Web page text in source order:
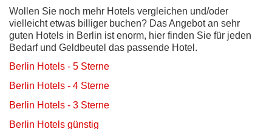
Wollen Sie noch mehr Hotels vergleichen und/oder
vielleicht etwas billiger buchen? Das Angebot an sehr
guten Hotels in Berlin ist enorm, hier finden Sie für jeden
Bedarf und Geldbeutel das passende Hotel.
Berlin Hotels - 5 Sterne
Berlin Hotels - 4 Sterne
Berlin Hotels - 3 Sterne
Berlin Hotels günstig